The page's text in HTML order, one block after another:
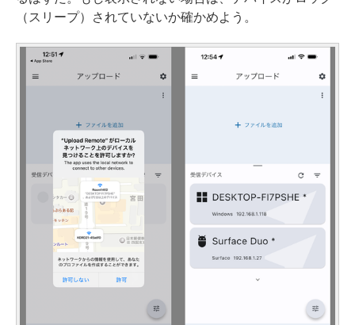
（スリープ）されていないか確かめよう。